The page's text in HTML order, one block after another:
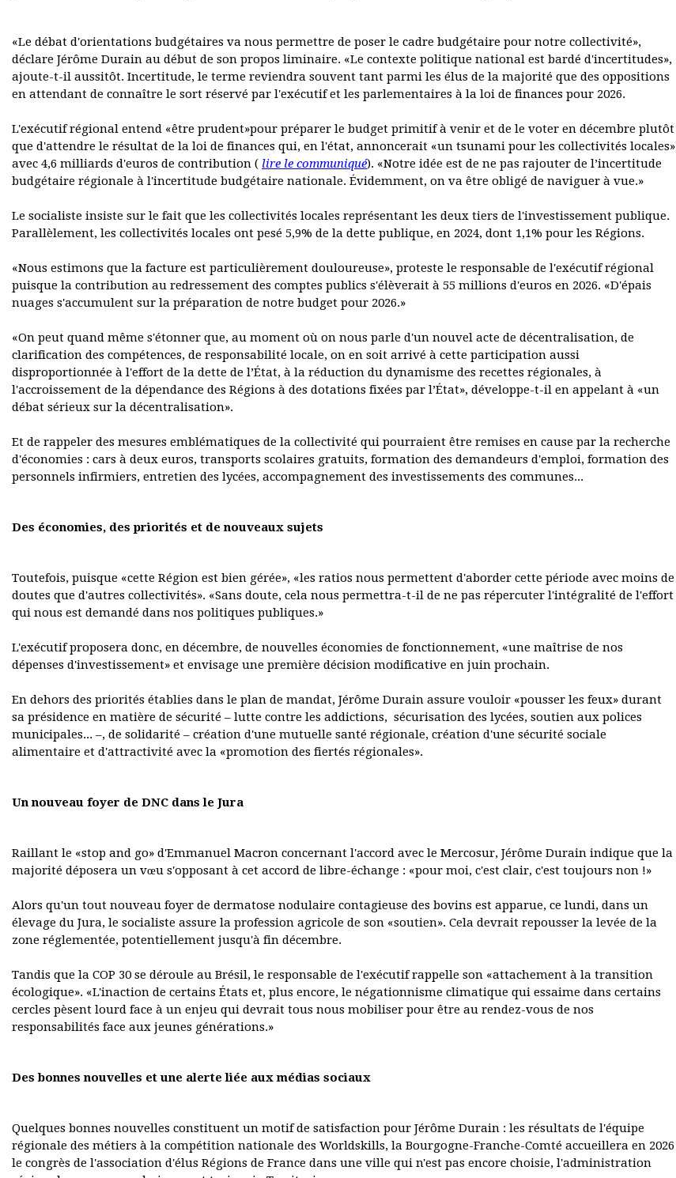
«Le débat d'orientations budgétaires va nous permettre de poser le cadre budgétaire pour notre collectivité»,
déclare Jérôme Durain au début de son propos liminaire. «Le contexte politique national est bardé d'incertitudes»,
ajoute-t-il aussitôt. Incertitude, le terme reviendra souvent tant parmi les élus de la majorité que des oppositions
en attendant de connaître le sort réservé par l'exécutif et les parlementaires à la loi de finances pour 2026.
L'exécutif régional entend «être prudent»pour préparer le budget primitif à venir et de le voter en décembre plutôt
que d'attendre le résultat de la loi de finances qui, en l'état, annoncerait «un tsunami pour les collectivités locales»
avec 4,6 milliards d'euros de contribution ( lire le communiqué). «Notre idée est de ne pas rajouter de l’incertitude
budgétaire régionale à l'incertitude budgétaire nationale. Évidemment, on va être obligé de naviguer à vue.»
Le socialiste insiste sur le fait que les collectivités locales représentant les deux tiers de l'investissement publique.
Parallèlement, les collectivités locales ont pesé 5,9% de la dette publique, en 2024, dont 1,1% pour les Régions.
«Nous estimons que la facture est particulièrement douloureuse», proteste le responsable de l'exécutif régional
puisque la contribution au redressement des comptes publics s'élèverait à 55 millions d'euros en 2026. «D'épais
nuages s'accumulent sur la préparation de notre budget pour 2026.»
«On peut quand même s'étonner que, au moment où on nous parle d'un nouvel acte de décentralisation, de
clarification des compétences, de responsabilité locale, on en soit arrivé à cette participation aussi
disproportionnée à l'effort de la dette de l’État, à la réduction du dynamisme des recettes régionales, à
l'accroissement de la dépendance des Régions à des dotations fixées par l’État», développe-t-il en appelant à «un
débat sérieux sur la décentralisation».
Et de rappeler des mesures emblématiques de la collectivité qui pourraient être remises en cause par la recherche
d'économies : cars à deux euros, transports scolaires gratuits, formation des demandeurs d'emploi, formation des
personnels infirmiers, entretien des lycées, accompagnement des investissements des communes...
Des économies, des priorités et de nouveaux sujets
Toutefois, puisque «cette Région est bien gérée», «les ratios nous permettent d'aborder cette période avec moins de
doutes que d'autres collectivités». «Sans doute, cela nous permettra-t-il de ne pas répercuter l'intégralité de l'effort
qui nous est demandé dans nos politiques publiques.»
L'exécutif proposera donc, en décembre, de nouvelles économies de fonctionnement, «une maîtrise de nos
dépenses d'investissement» et envisage une première décision modificative en juin prochain.
En dehors des priorités établies dans le plan de mandat, Jérôme Durain assure vouloir «pousser les feux» durant
sa présidence en matière de sécurité – lutte contre les addictions, sécurisation des lycées, soutien aux polices
municipales... –, de solidarité – création d'une mutuelle santé régionale, création d'une sécurité sociale
alimentaire et d'attractivité avec la «promotion des fiertés régionales».
Un nouveau foyer de DNC dans le Jura
Raillant le «stop and go» d'Emmanuel Macron concernant l'accord avec le Mercosur, Jérôme Durain indique que la
majorité déposera un vœu s'opposant à cet accord de libre-échange : «pour moi, c'est clair, c'est toujours non !»
Alors qu'un tout nouveau foyer de dermatose nodulaire contagieuse des bovins est apparue, ce lundi, dans un
élevage du Jura, le socialiste assure la profession agricole de son «soutien». Cela devrait repousser la levée de la
zone réglementée, potentiellement jusqu'à fin décembre.
Tandis que la COP 30 se déroule au Brésil, le responsable de l'exécutif rappelle son «attachement à la transition
écologique». «L'inaction de certains États et, plus encore, le négationnisme climatique qui essaime dans certains
cercles pèsent lourd face à un enjeu qui devrait tous nous mobiliser pour être au rendez-vous de nos
responsabilités face aux jeunes générations.»
Des bonnes nouvelles et une alerte liée aux médias sociaux
Quelques bonnes nouvelles constituent un motif de satisfaction pour Jérôme Durain : les résultats de l'équipe
régionale des métiers à la compétition nationale des Worldskills, la Bourgogne-Franche-Comté accueillera en 2026
le congrès de l'association d'élus Régions de France dans une ville qui n'est pas encore choisie, l'administration